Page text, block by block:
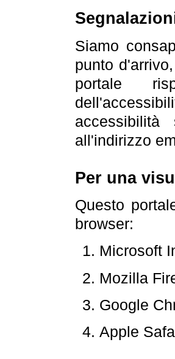
Siamo
punto
portale
all'indirizzo
Per una
Questo
browser:
Microsoft
Mozilla
Google
Apple